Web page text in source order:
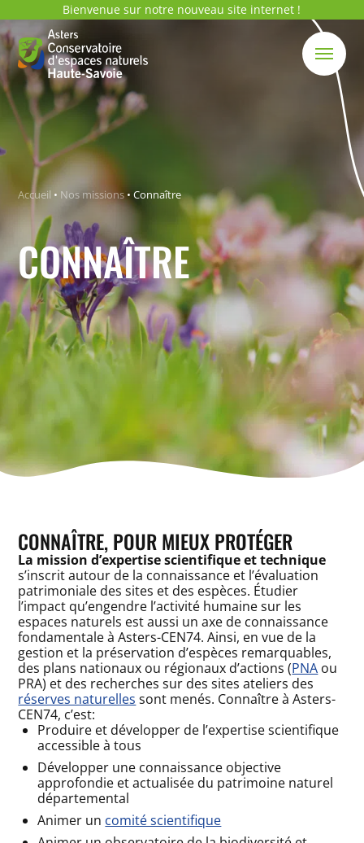
Bienvenue sur notre nouveau site internet !
Accueil • Nos missions •Connaître
CONNAÎTRE
CONNAÎTRE, POUR MIEUX PROTÉGER
La mission d’expertise scientifique et technique
s’inscrit autour de la connaissance et l’évaluation
patrimoniale des sites et des espèces. Étudier
l’impact qu’engendre l’activité humaine sur les
espaces naturels est aussi un axe de connaissance
fondamentale à Asters-CEN74. Ainsi, en vue de la
gestion et la préservation d’espèces remarquables,
des plans nationaux ou régionaux d’actions (PNA ou
PRA) et des recherches sur des sites ateliers des
réserves naturelles sont menés. Connaître à Asters-
CEN74, c’est:
Produire et développer de l’expertise scientifique
accessible à tous
Développer une connaissance objective
approfondie et actualisée du patrimoine naturel
départemental
Animer un comité scientifique